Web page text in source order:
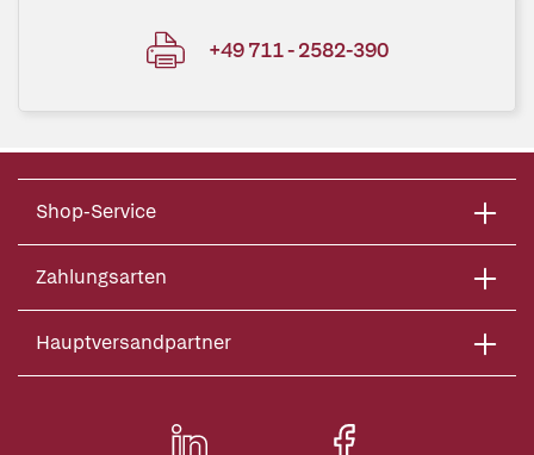
+49 711 - 2582-390
Shop-Service
Zahlungsarten
Hauptversandpartner